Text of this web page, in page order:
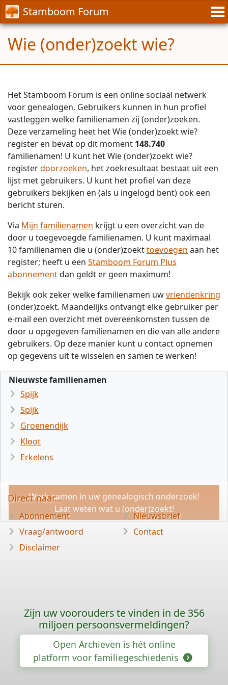
Stamboom Forum
Wie (onder)zoekt wie?
Het Stamboom Forum is een online sociaal netwerk
voor genealogen. Gebruikers kunnen in hun profiel
vastleggen welke familienamen zij (onder)zoeken.
Deze verzameling heet het Wie (onder)zoekt wie?
register en bevat op dit moment 148.740
familienamen! U kunt het Wie (onder)zoekt wie?
registerdoorzoeken, het zoekresultaat bestaat uit een
lijst met gebruikers. U kunt het profiel van deze
gebruikers bekijken en (als u ingelogd bent) ook een
bericht sturen.
Via Mijn familienamen krijgt u een overzicht van de
door u toegevoegde familienamen. U kunt maximaal
10 familienamen die u (onder)zoekttoevoegen aan het
register; heeft u een Stamboom Forum Plus
abonnementdan geldt er geen maximum!
Bekijk ook zeker welke familienamen uwvriendenkring
(onder)zoekt. Maandelijks ontvangt elke gebruiker per
e-mail een overzicht met overeenkomsten tussen de
door u opgegeven familienamen en die van alle andere
gebruikers. Op deze manier kunt u contact opnemen
op gegevens uit te wisselen en samen te werken!
Nieuwste familienamen
Spijk
Spijk
Groenendijk
Kloot
Erkelens
Werk samen in uw genealogisch onderzoek!
Laat weten wat u (onder)zoekt!
Direct naar...
Abonnement
Vraag/antwoord
Disclaimer
Nieuwsbrief
Contact
Zijn uw voorouders te vinden in de 356
miljoen persoonsvermeldingen?
Open Archieven is hét online
platform voor familiegeschiedenis